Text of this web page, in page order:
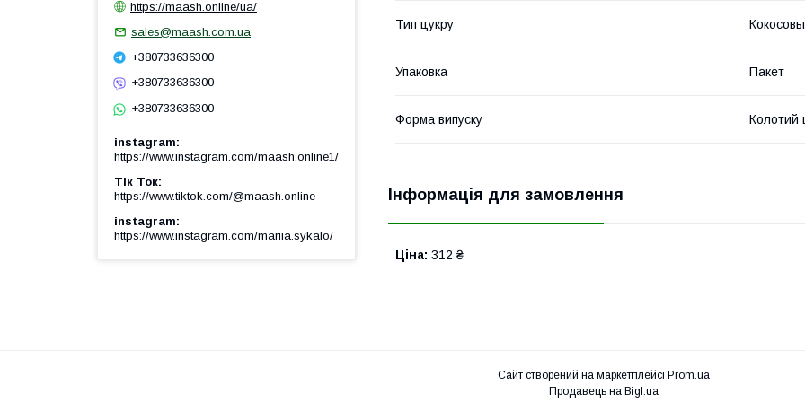
Тип цукру
Упаковка Пакет
Форма випуску Колотий
Інформація для замовлення
Ціна: 312 ₴
https://maash.online/ua/
sales@maash.com.ua
+380733636300
+380733636300
+380733636300
instagram
https://www.instagram.com/maash.online1/
Тік Ток
https://www.tiktok.com/@maash.online
instagram
https://www.instagram.com/mariia.sykalo/
Сайт створений на маркетплейсі Prom.ua
Продавець на Bigl.ua